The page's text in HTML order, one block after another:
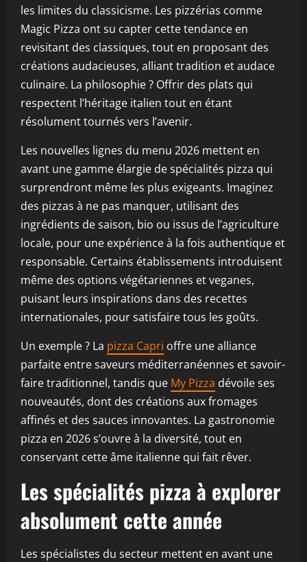
les limites du classicisme. Les pizzérias comme
Magic Pizza ont su capter cette tendance en
revisitant des classiques, tout en proposant des
créations audacieuses, alliant tradition et audace
culinaire. La philosophie ? Offrir des plats qui
respectent l’héritage italien tout en étant
résolument tournés vers l’avenir.
Les nouvelles lignes du menu 2026 mettent en
avant une gamme élargie de spécialités pizza qui
surprendront même les plus exigeants. Imaginez
des pizzas à ne pas manquer, utilisant des
ingrédients de saison, bio ou issus de l’agriculture
locale, pour une expérience à la fois authentique et
responsable. Certains établissements introduisent
même des options végétariennes et veganes,
puisant leurs inspirations dans des recettes
internationales, pour satisfaire tous les goûts.
Un exemple ? La pizza Capri offre une alliance
parfaite entre saveurs méditerranéennes et savoir-
faire traditionnel, tandis que My Pizza dévoile ses
nouveautés, dont des créations aux fromages
affinés et des sauces innovantes. La gastronomie
pizza en 2026 s’ouvre à la diversité, tout en
conservant cette âme italienne qui fait rêver.
Les spécialités pizza à explorer
absolument cette année
Les spécialistes du secteur mettent en avant une